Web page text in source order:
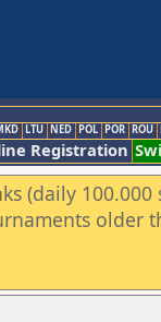
LTU NED POL POR ROU
Registration
(daily 100.000
older